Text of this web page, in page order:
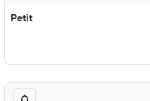
Petit